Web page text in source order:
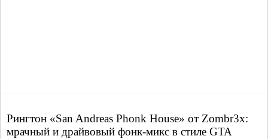
Рингтон «San Andreas Phonk House» от Zombr3x:
мрачный и драйвовый фонк-микс в стиле GTA